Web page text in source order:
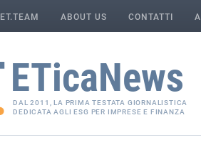
ET.TEAM ABOUT US CONTATTI
DAL 2011, LA PRIMA TESTATA GIORNALISTICA
DEDICATA AGLI ESG PER IMPRESE E FINANZA